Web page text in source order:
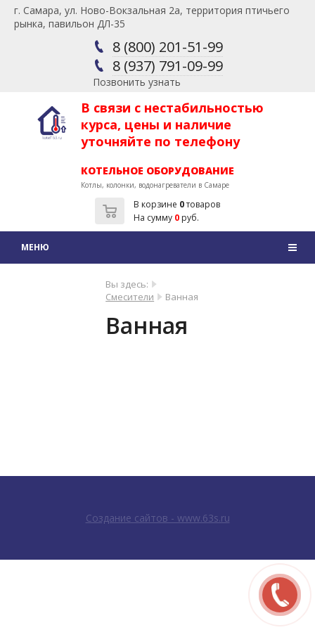
г. Самара, ул. Ново-Вокзальная 2а, территория птичьего
рынка, павильон ДЛ-35
8 (800) 201-51-99
8 (937) 791-09-99
Позвонить узнать
В связи с нестабильностью
курса, цены и наличие
уточняйте по телефону
КОТЕЛЬНОЕ ОБОРУДОВАНИЕ
Котлы, колонки, водонагреватели в Самаре
В корзине 0товаров
На сумму 0руб.
Вы здесь:
Смесители
Ванная
Ванная
Создание сайтов - www.63s.ru